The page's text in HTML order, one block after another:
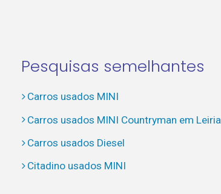
Pesquisas semelhantes
Carros usados MINI
Carros usados MINI Countryman em Leiria
Carros usados Diesel
Citadino usados MINI